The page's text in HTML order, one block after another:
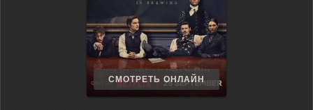
СМОТРЕТЬ ОНЛАЙН